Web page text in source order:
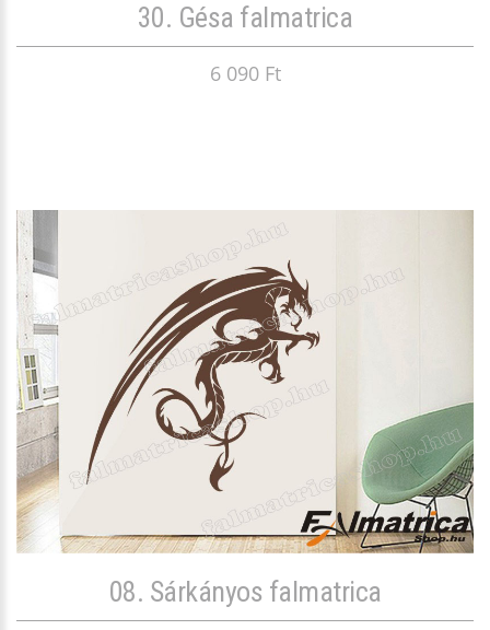
30. Gésa falmatrica
6 090 Ft
08. Sárkányos falmatrica